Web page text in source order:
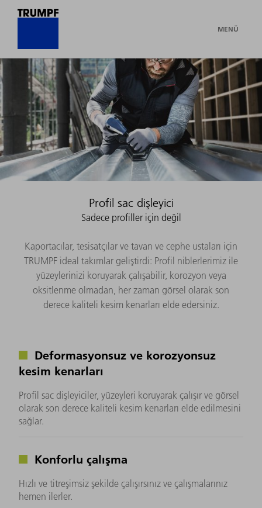
MENÜ
Profil sac dişleyici
Sadece profiller için değil
Kaportacılar, tesisatçılar ve tavan ve cephe ustaları için
TRUMPF ideal takımlar geliştirdi: Profil niblerlerimiz ile
yüzeylerinizi koruyarak çalışabilir, korozyon veya
oksitlenme olmadan, her zaman görsel olarak son
derece kaliteli kesim kenarları elde edersiniz.
Deformasyonsuz ve korozyonsuz
kesim kenarları
Profil sac dişleyiciler, yüzeyleri koruyarak çalışır ve görsel
olarak son derece kaliteli kesim kenarları elde edilmesini
sağlar.
Konforlu çalışma
Hızlı ve titreşimsiz şekilde çalışırsınız ve çalışmalarınız
hemen ilerler.